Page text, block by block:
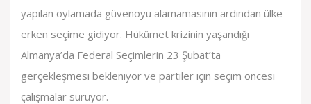
yapılan oylamada güvenoyu alamamasının ardından ülke
erken seçime gidiyor. Hükûmet krizinin yaşandığı
Almanya’da Federal Seçimlerin 23 Şubat’ta
gerçekleşmesi bekleniyor ve partiler için seçim öncesi
çalışmalar sürüyor.